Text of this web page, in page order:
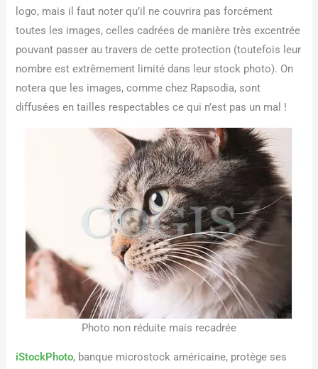
logo, mais il faut noter qu’il ne couvrira pas forcément
toutes les images, celles cadrées de manière très excentrée
pouvant passer au travers de cette protection (toutefois leur
nombre est extrêmement limité dans leur stock photo). On
notera que les images, comme chez Rapsodia, sont
diffusées en tailles respectables ce qui n’est pas un mal !
Photo non réduite mais recadrée
iStockPhoto, banque microstock américaine, protège ses